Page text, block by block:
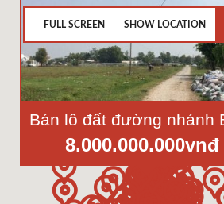
8.000.000.000vnđ
FULL SCREEN SHOW LOCATION